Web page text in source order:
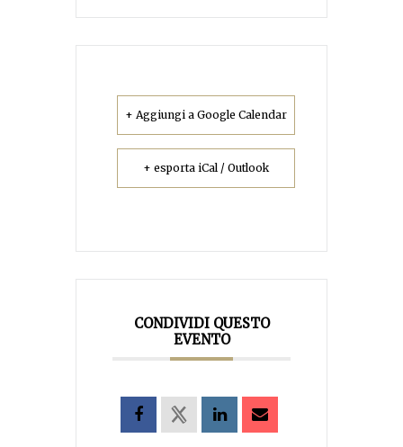
+ Aggiungi a Google Calendar
+ esporta iCal / Outlook
CONDIVIDI QUESTO
EVENTO